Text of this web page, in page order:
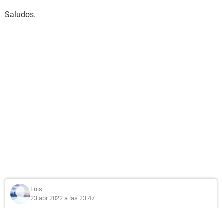
Saludos.
Luis
23 abr 2022 a las 23:47